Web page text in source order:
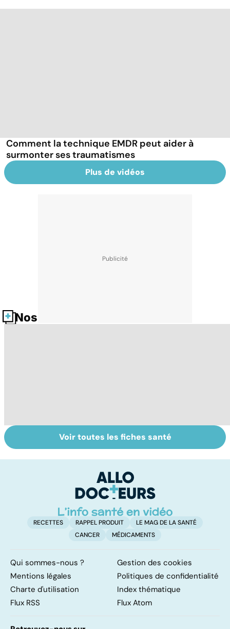
Comment la technique EMDR peut aider à
surmonter ses traumatismes
Plus de vidéos
Nos fiches santé
Suicide : prévenir
le passage à
Post-partum : un
bouleversement
naissance
Voir toutes les fiches santé
RECETTES RAPPEL PRODUIT
LE MAG DE LA SANTÉ
CANCER
MÉDICAMENTS
Qui sommes-nous ?
Gestion des cookies
Mentions légales
Politiques de confidentialité
Charte d'utilisation
Index thématique
Flux RSS
Flux Atom